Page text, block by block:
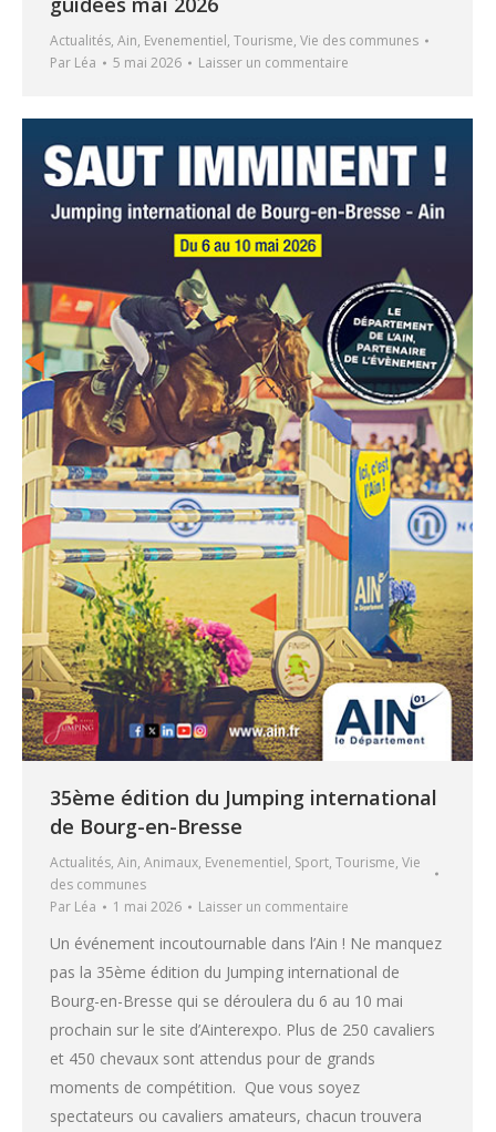
Actualités, Ain, Evenementiel, Tourisme, Vie des communes
Par Léa 5 mai 2026 Laisser un commentaire
35ème édition du Jumping international
de Bourg-en-Bresse
Actualités, Ain, Animaux, Evenementiel, Sport, Tourisme, Vie
des communes
Par Léa 1 mai 2026 Laisser un commentaire
Un événement incoutournable dans l’Ain ! Ne manquez
pas la 35ème édition du Jumping international de
Bourg-en-Bresse qui se déroulera du 6 au 10 mai
prochain sur le site d’Ainterexpo. Plus de 250 cavaliers
et 450 chevaux sont attendus pour de grands
moments de compétition. Que vous soyez
spectateurs ou cavaliers amateurs, chacun trouvera